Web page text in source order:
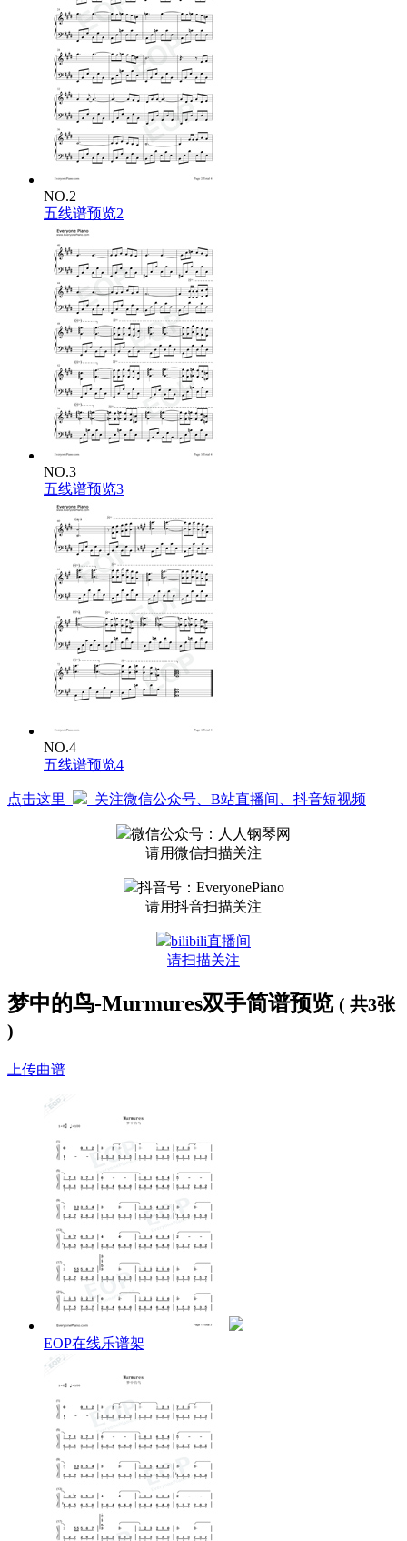
NO.2
五线谱预览2
NO.3
五线谱预览3
NO.4
五线谱预览4
点击这里 关注微信公众号、B站直播间、抖音短视频
微信公众号：人人钢琴网
请用微信扫描关注
抖音号：EveryonePiano
请用抖音扫描关注
bilibili直播间
请扫描关注
梦中的鸟-Murmures双手简谱预览 ( 共3张
)
上传曲谱
EOP在线乐谱架